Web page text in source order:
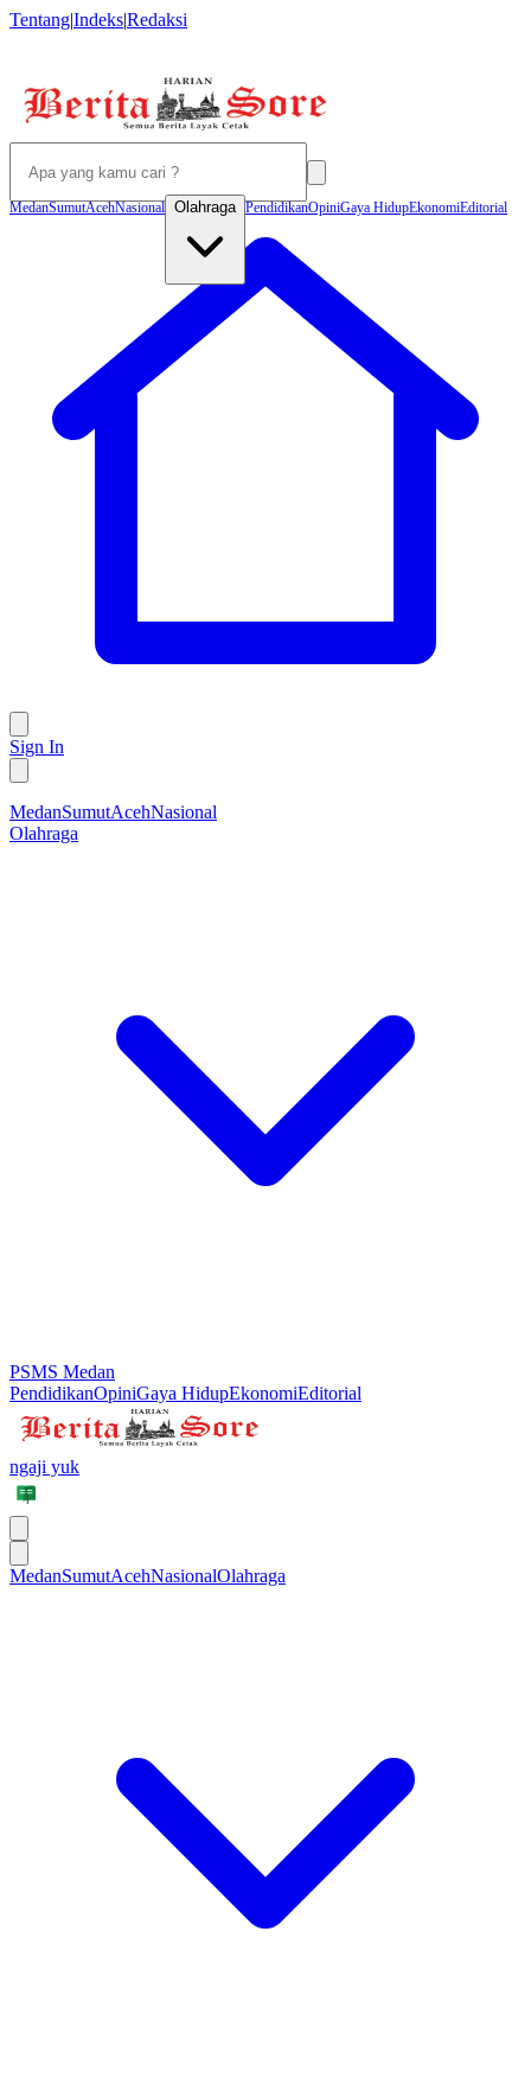
Tentang|Indeks|Redaksi
MedanSumutAcehNasional Olahraga PendidikanOpiniGaya HidupEkonomiEditorial
Sign In
MedanSumutAcehNasional
Olahraga
PSMS Medan
PendidikanOpiniGaya HidupEkonomiEditorial
ngaji yuk
MedanSumutAcehNasionalOlahraga